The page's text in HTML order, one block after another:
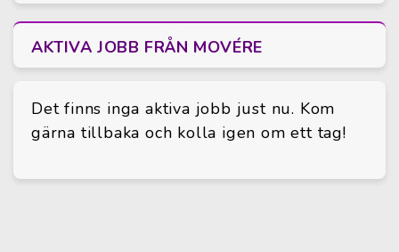
AKTIVA JOBB FRÅN MOVÉRE
Det finns inga aktiva jobb just nu. Kom
gärna tillbaka och kolla igen om ett tag!